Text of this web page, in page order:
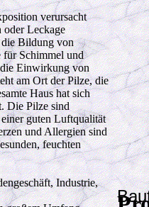
verursacht
oder Leckage
die Bildung von
für Schimmel und
Einwirkung von
am Ort der Pilze, die
Haus hat sich
Die Pilze sind
guten Luftqualität
und Allergien sind
feuchten
Industrie,